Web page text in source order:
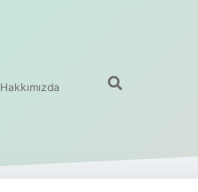
Hakkımızda